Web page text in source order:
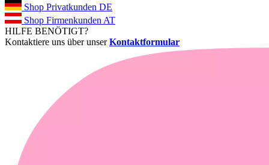
Shop Privatkunden DE
Shop Firmenkunden AT
HILFE BENÖTIGT?
Kontaktiere uns über unserKontaktformular